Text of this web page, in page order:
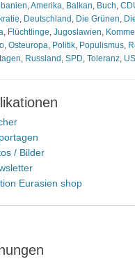
,Amerika, Balkan, Buch,
, Deutschland , Die Grünen,
, Flüchtlinge, Jugoslawien,
, Osteuropa, Politik, Populismus,
, Russland , SPD, Toleranz,
/ Bilder
Eurasien shop